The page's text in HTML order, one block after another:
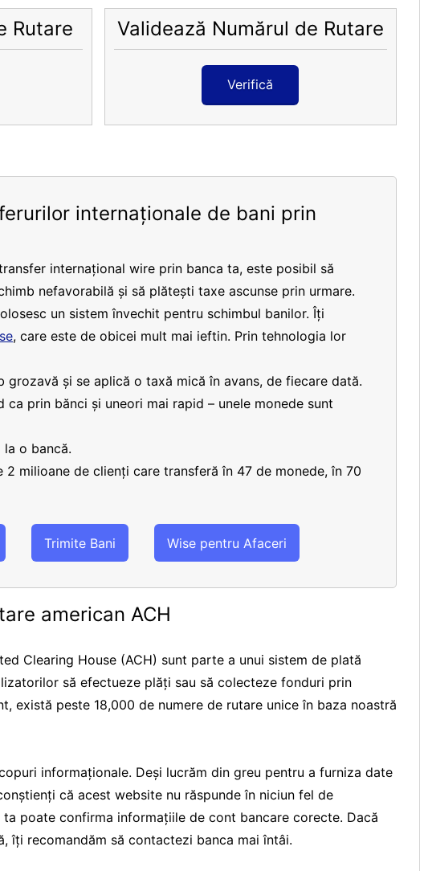
Rutare Validează Numărul de Rutare
Verifică
internaționale de bani prin
internațional wire prin banca ta, este posibil să
nefavorabilă și să plătești taxe ascunse prin urmare.
un sistem învechit pentru schimbul banilor. Îți
, care este de obicei mult mai ieftin. Prin tehnologia lor
grozavă și se aplică o taxă mică în avans, de fiecare dată.
prin bănci și uneori mai rapid – unele monede sunt
o bancă.
2 milioane de clienți care transferă în 47 de monede, în 70
Trimite Bani Wise pentru Afaceri
american ACH
Clearing House (ACH) sunt parte a unui sistem de plată
să efectueze plăți sau să colecteze fonduri prin
există peste 18,000 de numere de rutare unice în baza noastră
informaționale. Deși lucrăm din greu pentru a furniza date
că acest website nu răspunde în niciun fel de
poate confirma informațiile de cont bancare corecte. Dacă
îți recomandăm să contactezi banca mai întâi.